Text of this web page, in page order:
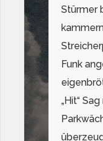
Stürmer
Funk
„Hit“